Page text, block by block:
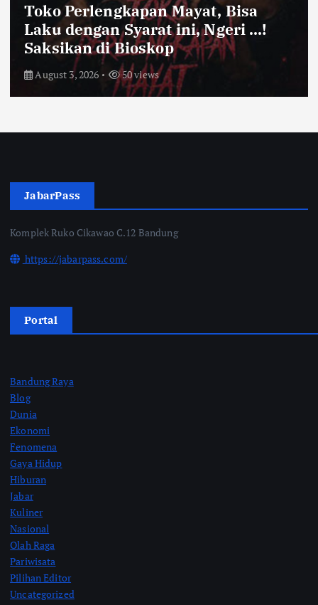
Toko Perlengkapan Mayat, Bisa
Laku dengan Syarat ini, Ngeri …!
Saksikan di Bioskop
August 3, 2026 50 views
JabarPass
Komplek Ruko Cikawao C.12 Bandung
https://jabarpass.com/
Portal
Bandung Raya
Blog
Dunia
Ekonomi
Fenomena
Gaya Hidup
Hiburan
Jabar
Kuliner
Nasional
Olah Raga
Pariwisata
Pilihan Editor
Uncategorized